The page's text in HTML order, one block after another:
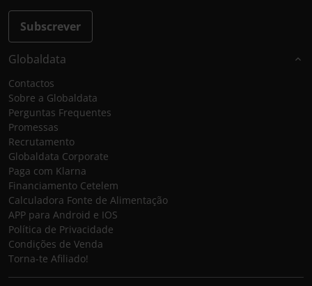
Subscrever
Globaldata
Contactos
Sobre a Globaldata
Perguntas Frequentes
Promessas
Recrutamento
Globaldata Corporate
Paga com Klarna
Financiamento Cetelem
Calculadora Fonte de Alimentação
APP para Android e IOS
Política de Privacidade
Condições de Venda
Torna-te Afiliado!